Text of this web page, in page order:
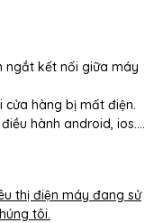
ngắt kết nối giữa máy
cửa hàng bị mất điện.
hành android, ios….
thị điện máy đang sử
tôi.